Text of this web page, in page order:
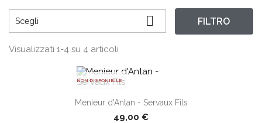
Scegli  FILTRO
Visualizzati 1-4 su 4 articoli
shopping_cart
Menieur d'Antan - Servaux Fils
49,00 €
NON DISPONIBILE